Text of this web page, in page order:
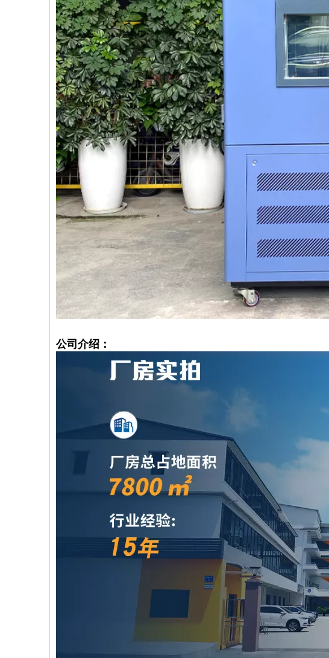
公司介绍：